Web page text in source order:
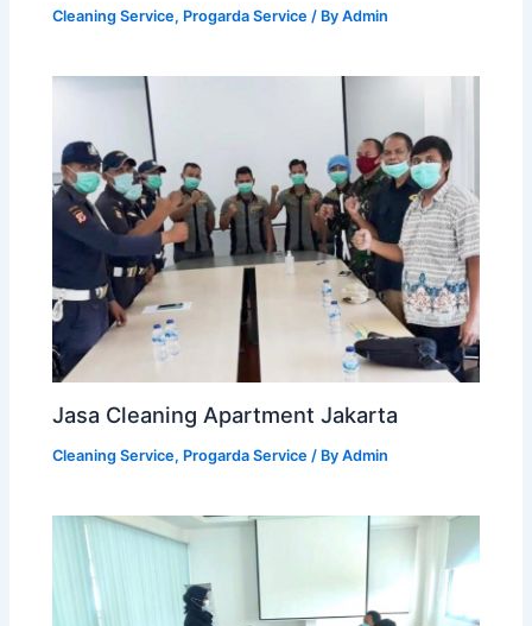
Cleaning Service, Progarda Service / ByAdmin
Jasa Cleaning Apartment Jakarta
Cleaning Service, Progarda Service / ByAdmin